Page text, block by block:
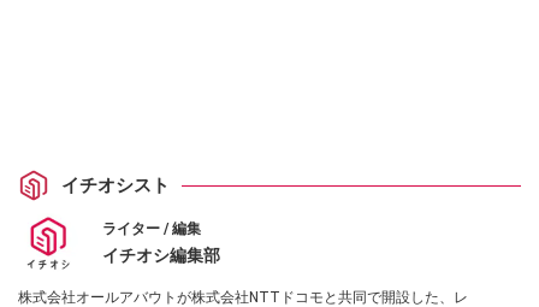
イチオシスト
ライター / 編集
イチオシ編集部
株式会社オールアバウトが株式会社NTTドコモと共同で開設した、レ